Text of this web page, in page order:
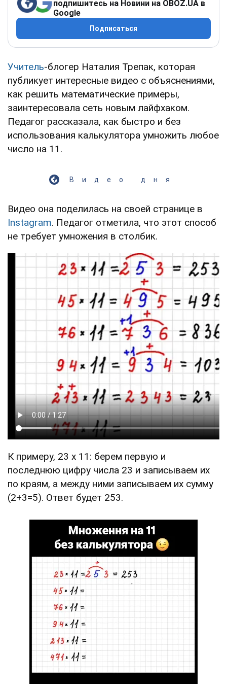
подпишитесь на Новини на OBOZ.UA в
Google
Подписаться
Учитель-блогер Наталия Трепак, которая
публикует интересные видео с объяснениями,
как решить математические примеры,
заинтересовала сеть новым лайфхаком.
Педагог рассказала, как быстро и без
использования калькулятора умножить любое
число на 11.
Видео дня
Видео она поделилась на своей странице в
Instagram. Педагог отметила, что этот способ
не требует умножения в столбик.
К примеру, 23 х 11: берем первую и
последнюю цифру числа 23 и записываем их
по краям, а между ними записываем их сумму
(2+3=5). Ответ будет 253.